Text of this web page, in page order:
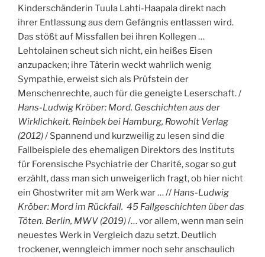
Kinderschänderin Tuula Lahti-Haapala direkt nach
ihrer Entlassung aus dem Gefängnis entlassen wird.
Das stößt auf Missfallen bei ihren Kollegen …
Lehtolainen scheut sich nicht, ein heißes Eisen
anzupacken; ihre Täterin weckt wahrlich wenig
Sympathie, erweist sich als Prüfstein der
Menschenrechte, auch für die geneigte Leserschaft. /
Hans-Ludwig Kröber: Mord. Geschichten aus der
Wirklichkeit. Reinbek bei Hamburg, Rowohlt Verlag
(2012)/ Spannend und kurzweilig zu lesen sind die
Fallbeispiele des ehemaligen Direktors des Instituts
für Forensische Psychiatrie der Charité, sogar so gut
erzählt, dass man sich unweigerlich fragt, ob hier nicht
ein Ghostwriter mit am Werk war … // Hans-Ludwig
Kröber: Mord im Rückfall. 45 Fallgeschichten über das
Töten. Berlin, MWV (2019)/… vor allem, wenn man sein
neuestes Werk in Vergleich dazu setzt. Deutlich
trockener, wenngleich immer noch sehr anschaulich